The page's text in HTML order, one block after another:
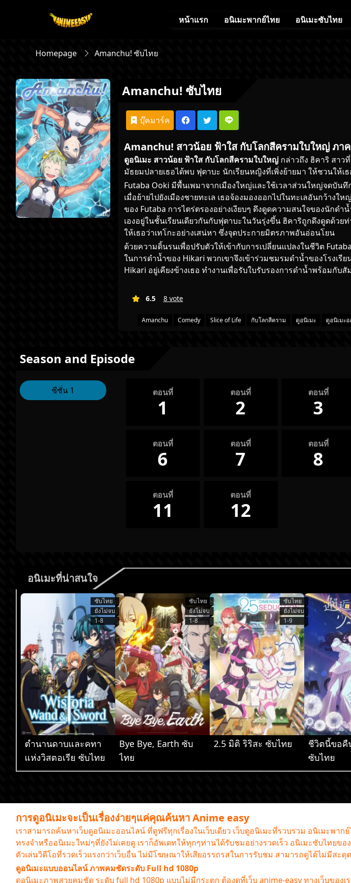
หน้าแรก อนิเมะพากย์ไทย อนิเมะซับไทย
Homepage Amanchu! ซับไทย
Amanchu! ซับไทย
บุ๊คมาร์ค
Amanchu! สาวน้อย ฟ้าใส กับโลกสีครามใบใหญ่ ภา
ดูอนิเมะ สาวน้อย ฟ้าใส กับโลกสีครามใบใหญ่กล่าวถึง ฮิคาริ สาว
มัธยมปลายเธอได้พบ ฟุตาบะ นักเรียนหญิงที่เพิ่งย้ายมา ให้ชวนให้
Futaba Ooki มีพื้นเพมาจากเมืองใหญ่และใช้เวลาส่วนใหญ่จดบัน
เมื่อย้ายไปยังเมืองชายทะเล เธอจ้องมองออกไปในทะเลอันกว้าง
ของ Futaba การไตร่ตรองอย่างเงียบๆ ดึงดูดความสนใจของนักด
เองอยู่ในชั้นเรียนเดียวกันกับฟุตาบะในวันรุ่งขึ้น ฮิคาริถูกดึงดูดด้วย
ให้เธอว่าเทโกะอย่างเสน่หา ซึ่งจุดประกายมิตรภาพอันอ่อนโยน
ด้วยความดิ้นรนเพื่อปรับตัวให้เข้ากับการเปลี่ยนแปลงในชีวิต
ในการดำน้ำของ Hikari พวกเขาจึงเข้าร่วมชมรมดำน้ำของโรงเ
Hikari อยู่เคียงข้างเธอ ทำงานเพื่อรับใบรับรองการดำน้ำพร้อมกับ
6.5 8 vote
Amanchu Comedy Slice of Life กับโลกสีคราม ดูอนิเมะ ดูอนิเมะ
Season and Episode
ซีซั่น 1 ตอนที่
1
ตอนที่
2
ตอนที่
3
ตอนที่
6
ตอนที่
7
ตอนที่
8
ตอนที่
11
ตอนที่
12
อนิเมะที่น่าสนใจ
ซับไทย
ยังไม่จบ
1-8
ตำนานดาบและคทา
แห่งวิสตอเรีย ซับไทย
ซับไทย
ยังไม่จบ
1-8
Bye Bye, Earth ซับ
ไทย
ซับไทย
ยังไม่จบ
1-9
2.5 มิติ ริริสะ ซับไทย
ชีวิตนี้ขอคื
ซับไทย
การดูอนิเมะจะเป็นเรื่องง่ายๆแค่คุณค้นหา Anime easy
เราสามารถค้นหาเว็บดูอนิเมะออนไลน์ ที่ดูฟรีทุกเรื่องในเว็บเดียว เว็บดูอนิเมะที่รวบรวม อนิเมะพา
ทรงจำหรืออนิเมะใหม่ๆที่ยังไม่เคยดู เราก็อัพเดทให้ทุกๆท่านได้รับชมอย่างรวดเร็ว อนิเมะซับไทยข
ตัวเล่นวิดีโอที่รวดเร็วแรงกว่าเว็บอื่น ไม่มีโฆษณาให้เสียอรรถรสในการรับชม สามารถดูได้ไม่มีส
ดูอนิเมะแบบออนไลน์ ภาพคมชัดระดับ Full hd 1080p
ดูอนิเมะภาพสวยคมชัด ระดับ full hd 1080p แบบไม่มีกระตุก ต้องดูที่เว็บ anime-easy ทางเว็บของ